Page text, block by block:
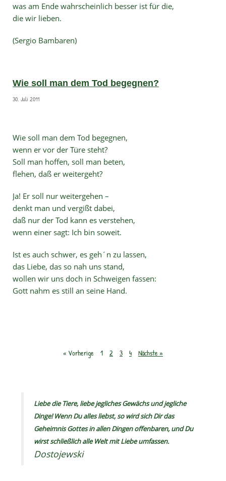
was am Ende wahrscheinlich besser ist für die,
die wir lieben.
(Sergio Bambaren)
Wie soll man dem Tod begegnen?
30. Juli 2011
Wie soll man dem Tod begegnen,
wenn er vor der Türe steht?
Soll man hoffen, soll man beten,
flehen, daß er weitergeht?
Ja! Er soll nur weitergehen –
denkt man und vergißt dabei,
daß nur der Tod kann es verstehen,
wenn einer sagt: Ich bin soweit.
Ist es auch schwer, es geh´n zu lassen,
das Liebe, das so nah uns stand,
wollen wir uns doch in Schweigen fassen:
Gott nahm es still an seine Hand.
« Vorherige 1 2 3 4 Nächste »
Liebe die Tiere, liebe jegliches Gewächs und jegliche
Dinge! Wenn Du alles liebst, so wird sich Dir das
Geheimnis Gottes in allen Dingen offenbaren, und Du
wirst schließlich alle Welt mit Liebe umfassen.
Dostojewski